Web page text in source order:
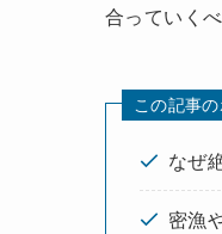
合っていく
この記事
なぜ
密漁